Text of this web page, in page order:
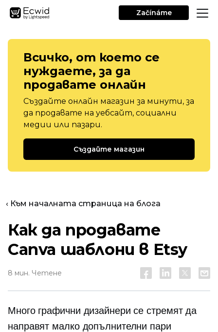
Začínáme
Всичко, от което се
нуждаете, за да
продавате онлайн
Създайте онлайн магазин за минути, за
да продавате на уебсайт, социални
медии или пазари.
Създайте магазин
‹ Към началната страница на блога
Как да продавате
Canva шаблони в Etsy
8 мин. Четене
Много графични дизайнери се стремят да
направят малко допълнителни пари